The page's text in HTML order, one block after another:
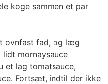
koge sammen et par
ovnfast fad, og læg
mornaysauce
et lag tomatsauce,
Fortsæt, indtil der ikke